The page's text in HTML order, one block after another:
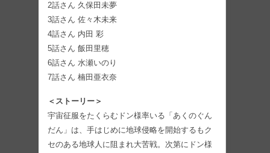
2話さん 久保田未夢
3話さん 佐々木未来
4話さん 内田 彩
5話さん 飯田里穂
6話さん 水瀬いのり
7話さん 楠田亜衣奈
＜ストーリー＞
宇宙征服をたくらむドン様率いる「あくのぐん
だん」は、手はじめに地球侵略を開始するもク
セのある地球人に阻まれ大苦戦。次第にドン様